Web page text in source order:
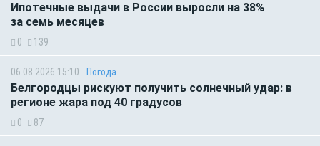
Ипотечные выдачи в России выросли на 38%
за семь месяцев
0 139
06.08.2026 15:10 Погода
Белгородцы рискуют получить солнечный удар: в
регионе жара под 40 градусов
0 87